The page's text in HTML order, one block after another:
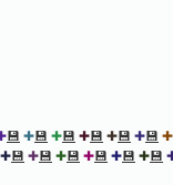
💾 ✚💾 ✚💾 ✚💾 ✚💾 ✚💾 ✚
✚💾 ✚💾 ✚💾 ✚💾 ✚💾 ✚💾